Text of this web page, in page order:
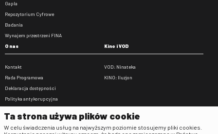
Gapla
Repozytorium Cyfrowe
Badania
Wynajem przestrzeni FINA
O nas
Kontakt
Rada Programowa
Deklaracja dostępności
Polityka antykorupcyjna
Zamówienia publiczne
Praca w FINA
Kino i VOD
VOD: Ninateka
KINO: Iluzjon
Ta strona używa plików cookie
W celu świadczenia usług na najwyższym poziomie stosujemy pliki cookies.